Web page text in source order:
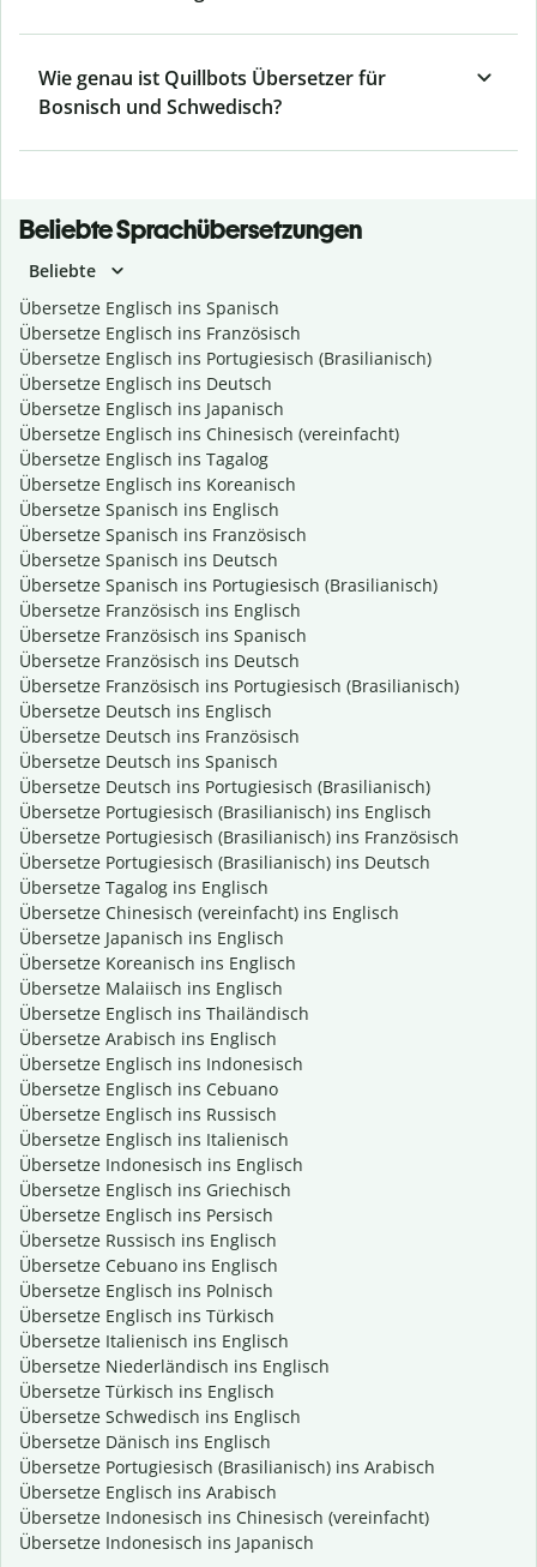
Wie genau ist Quillbots Übersetzer für
Bosnisch und Schwedisch?
Beliebte Sprachübersetzungen
Beliebte
Übersetze Englisch ins Spanisch
Übersetze Englisch ins Französisch
Übersetze Englisch ins Portugiesisch (Brasilianisch)
Übersetze Englisch ins Deutsch
Übersetze Englisch ins Japanisch
Übersetze Englisch ins Chinesisch (vereinfacht)
Übersetze Englisch ins Tagalog
Übersetze Englisch ins Koreanisch
Übersetze Spanisch ins Englisch
Übersetze Spanisch ins Französisch
Übersetze Spanisch ins Deutsch
Übersetze Spanisch ins Portugiesisch (Brasilianisch)
Übersetze Französisch ins Englisch
Übersetze Französisch ins Spanisch
Übersetze Französisch ins Deutsch
Übersetze Französisch ins Portugiesisch (Brasilianisch)
Übersetze Deutsch ins Englisch
Übersetze Deutsch ins Französisch
Übersetze Deutsch ins Spanisch
Übersetze Deutsch ins Portugiesisch (Brasilianisch)
Übersetze Portugiesisch (Brasilianisch) ins Englisch
Übersetze Portugiesisch (Brasilianisch) ins Französisch
Übersetze Portugiesisch (Brasilianisch) ins Deutsch
Übersetze Tagalog ins Englisch
Übersetze Chinesisch (vereinfacht) ins Englisch
Übersetze Japanisch ins Englisch
Übersetze Koreanisch ins Englisch
Übersetze Malaiisch ins Englisch
Übersetze Englisch ins Thailändisch
Übersetze Arabisch ins Englisch
Übersetze Englisch ins Indonesisch
Übersetze Englisch ins Cebuano
Übersetze Englisch ins Russisch
Übersetze Englisch ins Italienisch
Übersetze Indonesisch ins Englisch
Übersetze Englisch ins Griechisch
Übersetze Englisch ins Persisch
Übersetze Russisch ins Englisch
Übersetze Cebuano ins Englisch
Übersetze Englisch ins Polnisch
Übersetze Englisch ins Türkisch
Übersetze Italienisch ins Englisch
Übersetze Niederländisch ins Englisch
Übersetze Türkisch ins Englisch
Übersetze Schwedisch ins Englisch
Übersetze Dänisch ins Englisch
Übersetze Portugiesisch (Brasilianisch) ins Arabisch
Übersetze Englisch ins Arabisch
Übersetze Indonesisch ins Chinesisch (vereinfacht)
Übersetze Indonesisch ins Japanisch